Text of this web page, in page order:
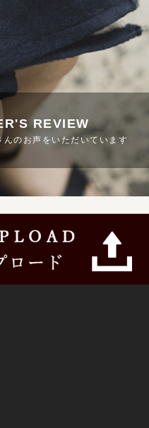
REVIEW
んのお声をいただいています